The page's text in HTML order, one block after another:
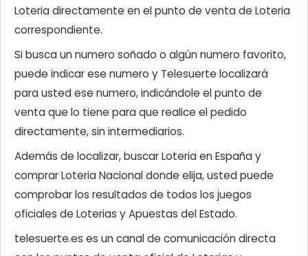
Loteria directamente en el punto de venta de Loteria
correspondiente.
Si busca un numero soñado o algún numero favorito,
puede indicar ese numero y Telesuerte localizará
para usted ese numero, indicándole el punto de
venta que lo tiene para que realice el pedido
directamente, sin intermediarios.
Además de localizar, buscar Loteria en España y
comprar Loteria Nacional donde elija, usted puede
comprobar los resultados de todos los juegos
oficiales de Loterias y Apuestas del Estado.
telesuerte.es es un canal de comunicación directa